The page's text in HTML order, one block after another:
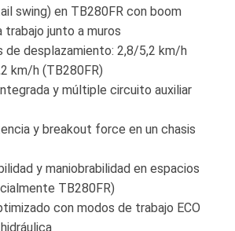
swing) en TB280FR con boom
junto a muros
de desplazamiento: 2,8/5,2 km/h
km/h (TB280FR)
y múltiple circuito auxiliar
y breakout force en un chasis
y maniobrabilidad en espacios
TB280FR)
con modos de trabajo ECO